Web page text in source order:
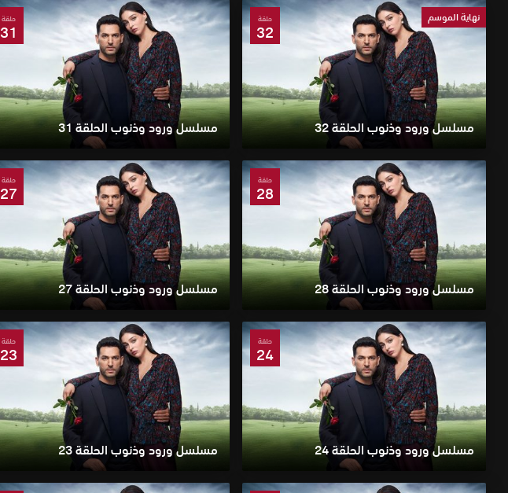
نهاية الموسم حلقة
32
مسلسل ورود وذنوب الحلقة 32
حلقة
31
مسلسل ورود وذنوب الحلقة 31
حلقة
28
مسلسل ورود وذنوب الحلقة 28
حلقة
27
مسلسل ورود وذنوب الحلقة 27
حلقة
24
مسلسل ورود وذنوب الحلقة 24
حلقة
23
مسلسل ورود وذنوب الحلقة 23